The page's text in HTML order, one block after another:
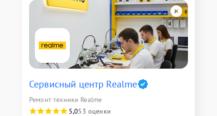
Сервисный центр Realme
Ремонт техники Realme
5,053 оценки